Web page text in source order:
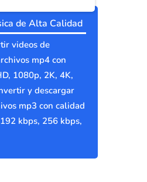
de Alta Calidad
videos de
mp4 con
1080p, 2K, 4K,
y descargar
mp3 con calidad
kbps, 256 kbps,